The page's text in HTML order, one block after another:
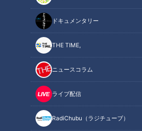
ドキュメンタリー
THE TIME,
ニュースコラム
ライブ配信
RadiChubu（ラジチューブ）